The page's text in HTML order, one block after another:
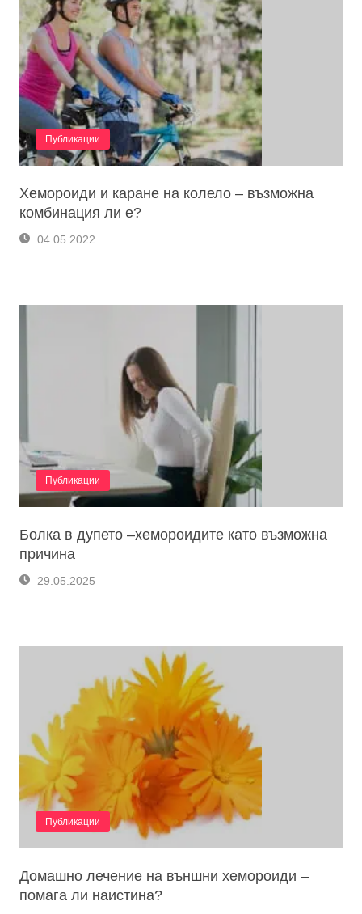
Публикации
Хемороиди и каране на колело – възможна
комбинация ли е?
04.05.2022
Публикации
Болка в дупето –хемороидите като възможна
причина
29.05.2025
Публикации
Домашно лечение на външни хемороиди –
помага ли наистина?